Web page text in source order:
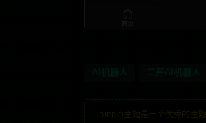
RIPRO主题是一个优秀的主